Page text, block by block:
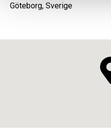
Göteborg, Sverige